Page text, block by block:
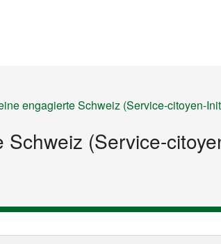
engagierte Schweiz (Service-citoyen-
(Service-